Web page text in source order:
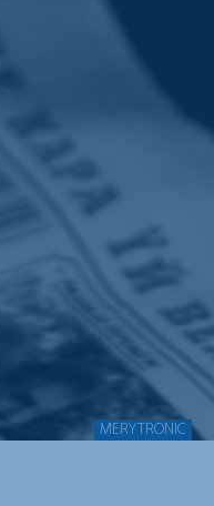
MERYTRONIC